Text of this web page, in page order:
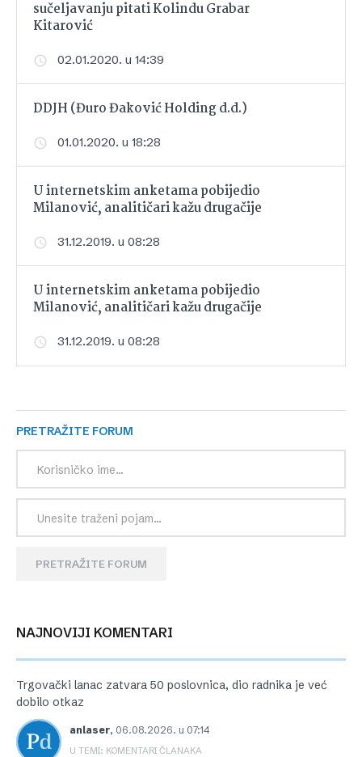
sučeljavanju pitati Kolindu Grabar
Kitarović
02.01.2020. u 14:39
DDJH (Đuro Đaković Holding d.d.)
01.01.2020. u 18:28
U internetskim anketama pobijedio
Milanović, analitičari kažu drugačije
31.12.2019. u 08:28
U internetskim anketama pobijedio
Milanović, analitičari kažu drugačije
31.12.2019. u 08:28
PRETRAŽITE FORUM
PRETRAŽITE FORUM
NAJNOVIJI KOMENTARI
Trgovački lanac zatvara 50 poslovnica, dio radnika je već
dobilo otkaz
anlaser, 06.08.2026. u 07:14
U TEMI: KOMENTARI ČLANAKA